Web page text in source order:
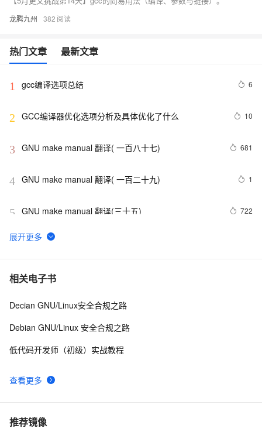
龙腾九州 382
热门文章 最新文章
1 gcc编译选项总结 6
2 GCC编译器优化选项分析及具体优化了什么 10
3 GNU make manual 翻译( 一百八十七) 681
4 GNU make manual 翻译( 一百二十九) 1
5 GNU make manual 翻译(三十五) 722
6 深入理解GCC 和 G++ 编译器
7 GNU make manual 翻译(六十九)
8 如何 python import h5py 报错 ：/defs.cpython-37m-
H5Pset_fapl_ros3
相关电子书
查看更多
Decian GNU/Linux安全合规之路
Debian GNU/Linux 安全合规之路
低代码开发师（初级）实战教程
推荐镜像